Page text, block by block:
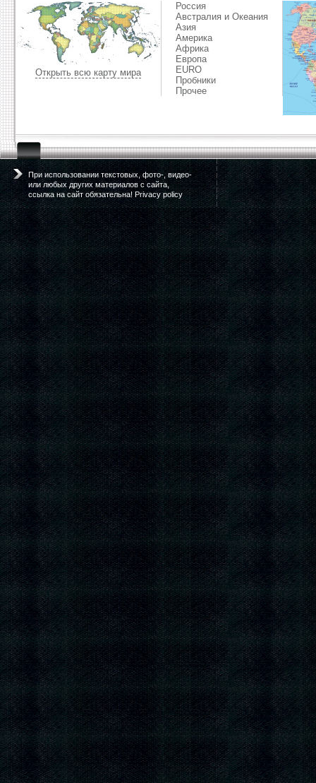
Открыть всю карту мира
Россия
Австралия и Океания
Азия
Америка
Африка
Европа
EURO
Пробники
Прочее
При использовании текстовых, фото-, видео-
или любых других материалов с сайта,
ссылка на сайт обязательна! Privacy policy